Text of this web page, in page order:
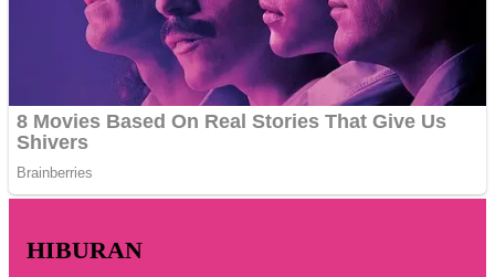
HIBURAN